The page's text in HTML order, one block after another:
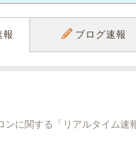
報 ブログ速報
に関する「リアルタイム速